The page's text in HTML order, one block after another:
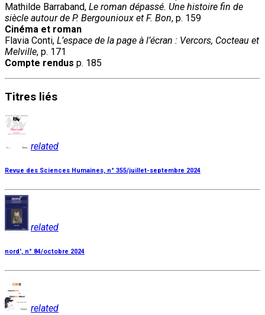
Mathilde Barraband, Le roman dépassé. Une histoire fin de
siècle autour de P. Bergounioux et F. Bon, p. 159
Cinéma et roman
Flavia Conti, L’espace de la page à l’écran : Vercors, Cocteau et
Melville, p. 171
Compte rendus p. 185
Titres liés
related
Revue des Sciences Humaines, n° 355/juillet-septembre 2024
related
nord', n° 84/octobre 2024
related